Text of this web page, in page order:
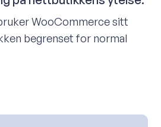
WooCommerce sitt
begrenset for normal